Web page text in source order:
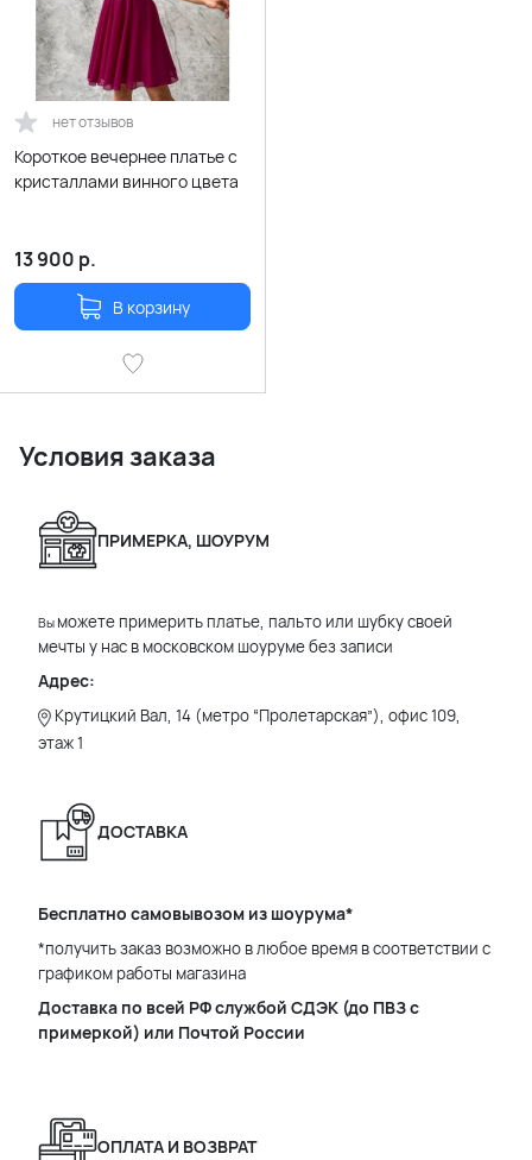
нет отзывов
Короткое вечернее платье с
кристаллами винного цвета
13 900 р.
В корзину
Условия заказа
ПРИМЕРКА, ШОУРУМ
Вы можете примерить платье, пальто или шубку своей
мечты у нас в московском шоуруме без записи
Адрес:
Крутицкий Вал, 14 (метро “Пролетарская”), офис 109,
этаж 1
ДОСТАВКА
Бесплатно самовывозом из шоурума*
*получить заказ возможно в любое время в соответствии с
графиком работы магазина
Доставка по всей РФ службой СДЭК (до ПВЗ с
примеркой) или Почтой России
ОПЛАТА И ВОЗВРАТ